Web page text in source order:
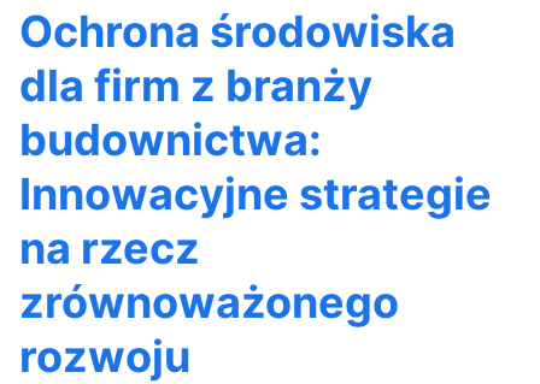
Ochrona środowiska
dla firm z branży
budownictwa:
Innowacyjne strategie
na rzecz
zrównoważonego
rozwoju